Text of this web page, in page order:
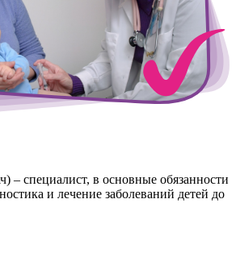
– специалист, в основные обязанности
и лечение заболеваний детей до